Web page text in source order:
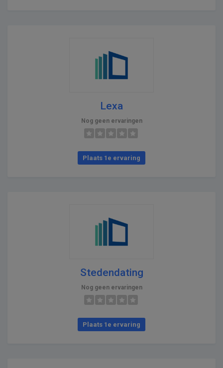
Lexa
Nog geen ervaringen
Plaats 1e ervaring
Stedendating
Nog geen ervaringen
Plaats 1e ervaring